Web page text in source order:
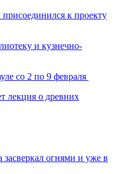
к проекту
и кузнечно-
со 2 по 9 февраля
лекция о древних
огнями и уже в